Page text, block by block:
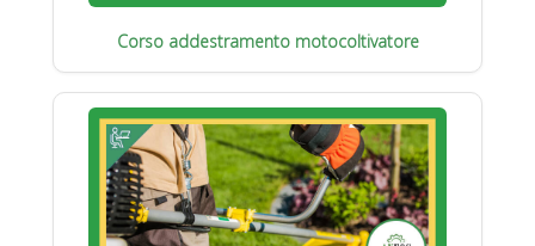
Corso addestramento motocoltivatore